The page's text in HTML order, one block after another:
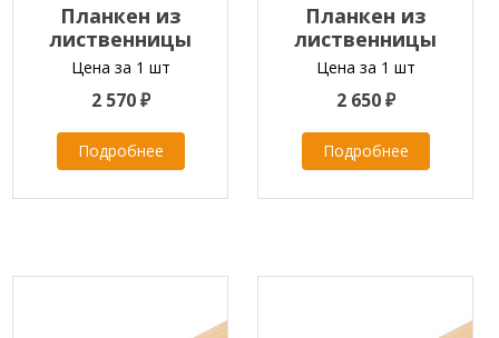
Планкен из
лиственницы
скошенный
20x120x2000-6000 мм
класс B
Цена за 1 шт
2 570 ₽
Подробнее
Планкен из
лиственницы
скошенный
20x120x2000-6000 мм
класс A
Цена за 1 шт
2 650 ₽
Подробнее